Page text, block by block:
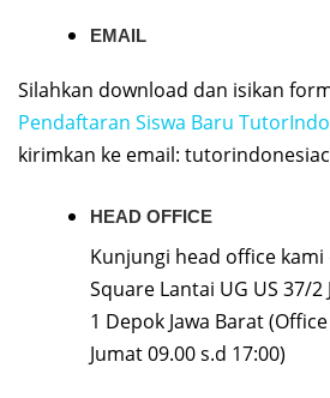
EMAIL
Silahkan download dan isikan
Pendaftaran Siswa Baru
kirimkan ke email:
HEAD OFFICE
Kunjungi head office
Square Lantai UG US 37/2
1 Depok Jawa Barat
Jumat 09.00 s.d 17:00)